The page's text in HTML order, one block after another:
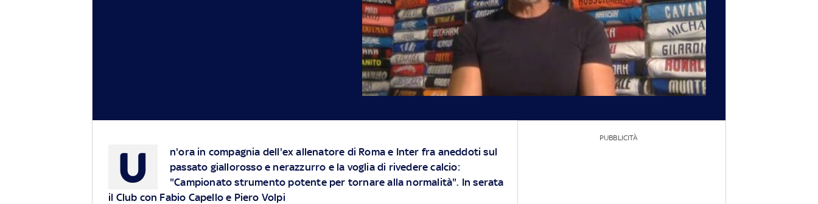
U
n'ora in compagnia dell'ex allenatore di Roma e Inter fra aneddoti sul
passato giallorosso e nerazzurro e la voglia di rivedere calcio:
"Campionato strumento potente per tornare alla normalità". In serata
il Club con Fabio Capello e Piero Volpi
PUBBLICITÀ